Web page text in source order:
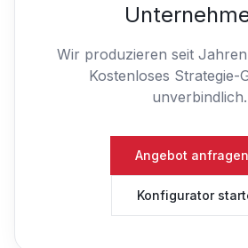
Wir produzieren seit
Kostenloses Strategie-
unverbindlich.
Angebot anfragen
Konfigurator